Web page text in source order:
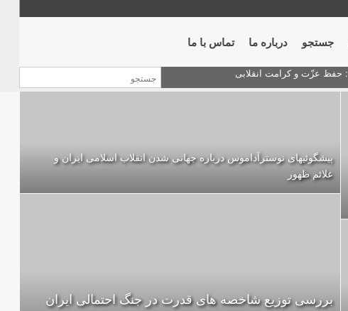
جستجو درباره ما تماس با ما
پیشگوئیهای نوسترآداموس درباره جهانی شدن انقلاب اسلامی ایران و
علائم ظهور
بررسی توزیع شاخصه های قدرت در جنگ احتمالی ایران